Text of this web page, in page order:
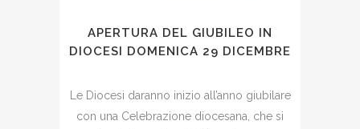
APERTURA DEL GIUBILEO IN
DIOCESI DOMENICA 29 DICEMBRE
Le Diocesi daranno inizio all’anno giubilare
con una Celebrazione diocesana, che si